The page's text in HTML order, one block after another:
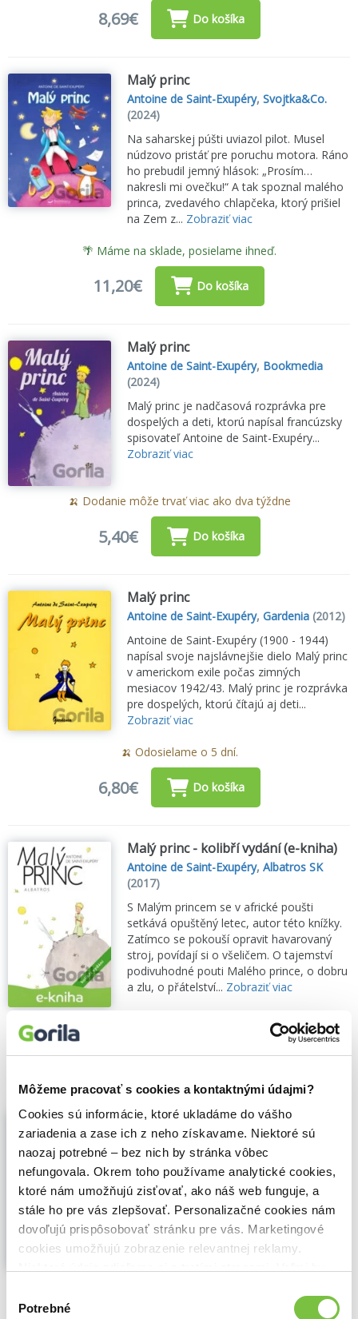
Môžeme pracovať s cookies a kontaktnými údajmi?
Cookies sú informácie, ktoré ukladáme do vášho
zariadenia a zase ich z neho získavame. Niektoré sú
naozaj potrebné – bez nich by stránka vôbec
nefungovala. Okrem toho používame analytické cookies,
ktoré nám umožňujú zisťovať, ako náš web funguje, a
stále ho pre vás zlepšovať. Personalizačné cookies nám
dovoľujú prispôsobovať stránku pre vás. Marketingové
cookies umožňujú zobrazenie relevantnej reklamy.
cookies.
súhlasu
Potrebné
8,69€ Do košíka
Malý princ
Antoine de Saint-Exupéry,Svojtka&Co.
(2024)
Na saharskej púšti uviazol pilot. Musel
núdzovo pristáť pre poruchu motora. Ráno
ho prebudil jemný hlások: „Prosím…
nakresli mi ovečku!“ A tak spoznal malého
princa, zvedavého chlapčeka, ktorý prišiel
na Zem z... Zobraziť viac
🌴 Máme na sklade, posielame ihneď.
11,20€ Do košíka
Malý princ
Antoine de Saint-Exupéry, Bookmedia
(2024)
Malý princ je nadčasová rozprávka pre
dospelých a deti, ktorú napísal francúzsky
spisovateľ Antoine de Saint-Exupéry...
Zobraziť viac
🍌 Dodanie môže trvať viac ako dva týždne
5,40€ Do košíka
Malý princ
Antoine de Saint-Exupéry,Gardenia (2012)
Antoine de Saint-Exupéry (1900 - 1944)
napísal svoje najslávnejšie dielo Malý princ
v americkom exile počas zimných
mesiacov 1942/43. Malý princ je rozprávka
pre dospelých, ktorú čítajú aj deti...
Zobraziť viac
🍌 Odosielame o 5 dní.
6,80€ Do košíka
Malý princ - kolibří vydání (e-kniha)
Antoine de Saint-Exupéry,Albatros SK
(2017)
S Malým princem se v africké poušti
setkává opuštěný letec, autor této knížky.
Zatímco se pokouší opravit havarovaný
stroj, povídají si o všeličem. O tajemství
podivuhodné pouti Malého prince, o dobru
a zlu, o přátelství... Zobraziť viac
4,36€ Do košíka
Malý princ - prečítaná (bazár kníh)
Antoine de Saint-Exupéry,Pikola(2018)
Kapesní vydání
Nesmrtelný příběh havarovaného letce a
Malého prince, plný fantazie, originálních
ilustrací, neopakovatelné atmosféry,
nádherných obrazů i zajímavých myšlenek,
opět ožívá, tentokrát ve vydání tak malém,
aby se vám vešlo... Zobraziť viac